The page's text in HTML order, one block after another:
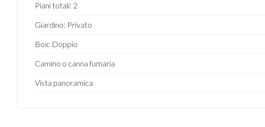
Piani totali: 2
Giardino: Privato
Box: Doppio
Camino o canna fumaria
Vista panoramica